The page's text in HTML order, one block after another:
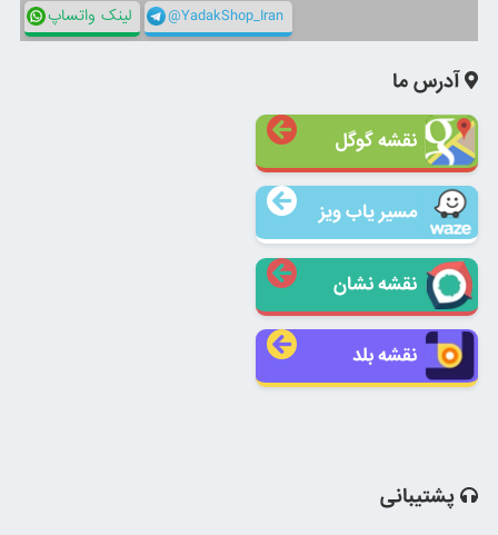
لینک واتساپ @YadakShop_Iran
آدرس ما
نقشه گوگل
مسیر یاب ویز
نقشه نشان
نقشه بلد
پشتیبانی